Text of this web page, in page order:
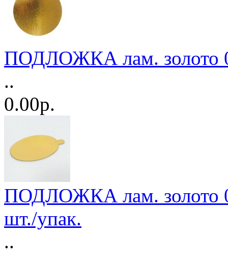
ПОДЛОЖКА лам. золото
..
0.00р.
ПОДЛОЖКА лам. золото
шт./упак.
..